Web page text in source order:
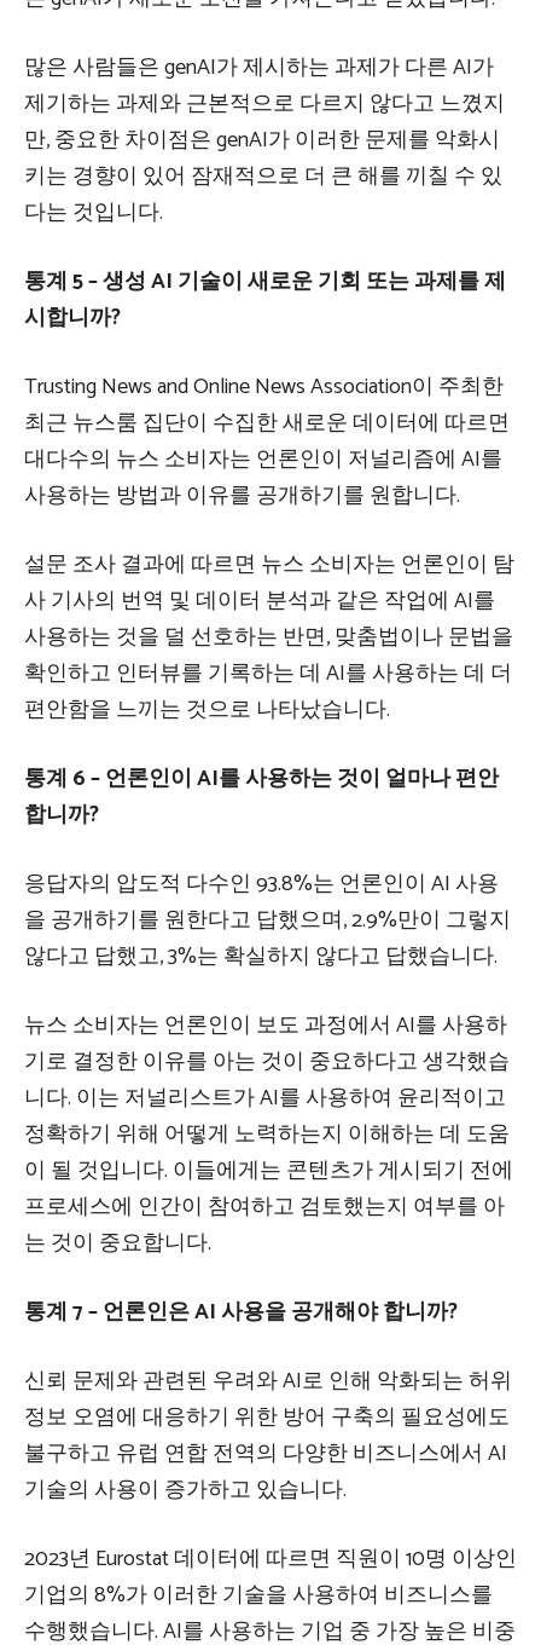
많은 사람들은 genAI가 제시하는 과제가 다른 AI가
제기하는 과제와 근본적으로 다르지 않다고 느꼈지
만, 중요한 차이점은 genAI가 이러한 문제를 악화시
키는 경향이 있어 잠재적으로 더 큰 해를 끼칠 수 있
다는 것입니다.
통계 5 – 생성 AI 기술이 새로운 기회 또는 과제를 제
시합니까?
Trusting News and Online News Association이 주최한
최근 뉴스룸 집단이 수집한 새로운 데이터에 따르면
대다수의 뉴스 소비자는 언론인이 저널리즘에 AI를
사용하는 방법과 이유를 공개하기를 원합니다.
설문 조사 결과에 따르면 뉴스 소비자는 언론인이 탐
사 기사의 번역 및 데이터 분석과 같은 작업에 AI를
사용하는 것을 덜 선호하는 반면, 맞춤법이나 문법을
확인하고 인터뷰를 기록하는 데 AI를 사용하는 데 더
편안함을 느끼는 것으로 나타났습니다.
통계 6 – 언론인이 AI를 사용하는 것이 얼마나 편안
합니까?
응답자의 압도적 다수인 93.8%는 언론인이 AI 사용
을 공개하기를 원한다고 답했으며, 2.9%만이 그렇지
않다고 답했고, 3%는 확실하지 않다고 답했습니다.
뉴스 소비자는 언론인이 보도 과정에서 AI를 사용하
기로 결정한 이유를 아는 것이 중요하다고 생각했습
니다. 이는 저널리스트가 AI를 사용하여 윤리적이고
정확하기 위해 어떻게 노력하는지 이해하는 데 도움
이 될 것입니다. 이들에게는 콘텐츠가 게시되기 전에
프로세스에 인간이 참여하고 검토했는지 여부를 아
는 것이 중요합니다.
통계 7 – 언론인은 AI 사용을 공개해야 합니까?
신뢰 문제와 관련된 우려와 AI로 인해 악화되는 허위
정보 오염에 대응하기 위한 방어 구축의 필요성에도
불구하고 유럽 연합 전역의 다양한 비즈니스에서 AI
기술의 사용이 증가하고 있습니다.
2023년 Eurostat 데이터에 따르면 직원이 10명 이상인
기업의 8%가 이러한 기술을 사용하여 비즈니스를
수행했습니다. AI를 사용하는 기업 중 가장 높은 비중